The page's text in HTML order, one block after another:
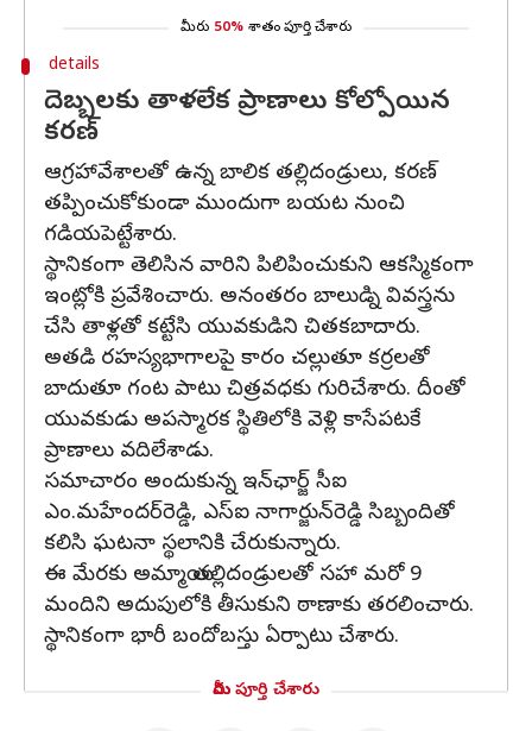
మీరు 50% శాతం పూర్తి చేశారు
details
దెబ్బలకు తాళలేక ప్రాణాలు కోల్పోయిన
కరణ్
ఆగ్రహావేశాలతో ఉన్న బాలిక తల్లిదండ్రులు, కరణ్‌
తప్పించుకోకుండా ముందుగా బయట నుంచి
గడియపెట్టేశారు.
స్థానికంగా తెలిసిన వారిని పిలిపించుకుని ఆకస్మికంగా
ఇంట్లోకి ప్రవేశించారు. అనంతరం బాలుడ్ని వివస్త్రను
చేసి తాళ్లతో కట్టేసి యువకుడిని చితకబాదారు.
అతడి రహస్యభాగాలపై కారం చల్లుతూ కర్రలతో
బాదుతూ గంట పాటు చిత్రవధకు గురిచేశారు. దీంతో
యువకుడు అపస్మారక స్థితిలోకి వెళ్లి కాసేపటకే
ప్రాణాలు వదిలేశాడు.
సమాచారం అందుకున్న ఇన్‌ఛార్జ్‌ సీఐ
ఎం.మహేందర్‌రెడ్డి, ఎస్‌ఐ నాగార్జున్‌రెడ్డి సిబ్బందితో
కలిసి ఘటనా స్థలానికి చేరుకున్నారు.
ఈ మేరకు అమ్మాయి తల్లిదండ్రులతో సహా మరో 9
మందిని అదుపులోకి తీసుకుని ఠాణాకు తరలించారు.
స్థానికంగా భారీ బందోబస్తు ఏర్పాటు చేశారు.
మీరు పూర్తి చేశారు